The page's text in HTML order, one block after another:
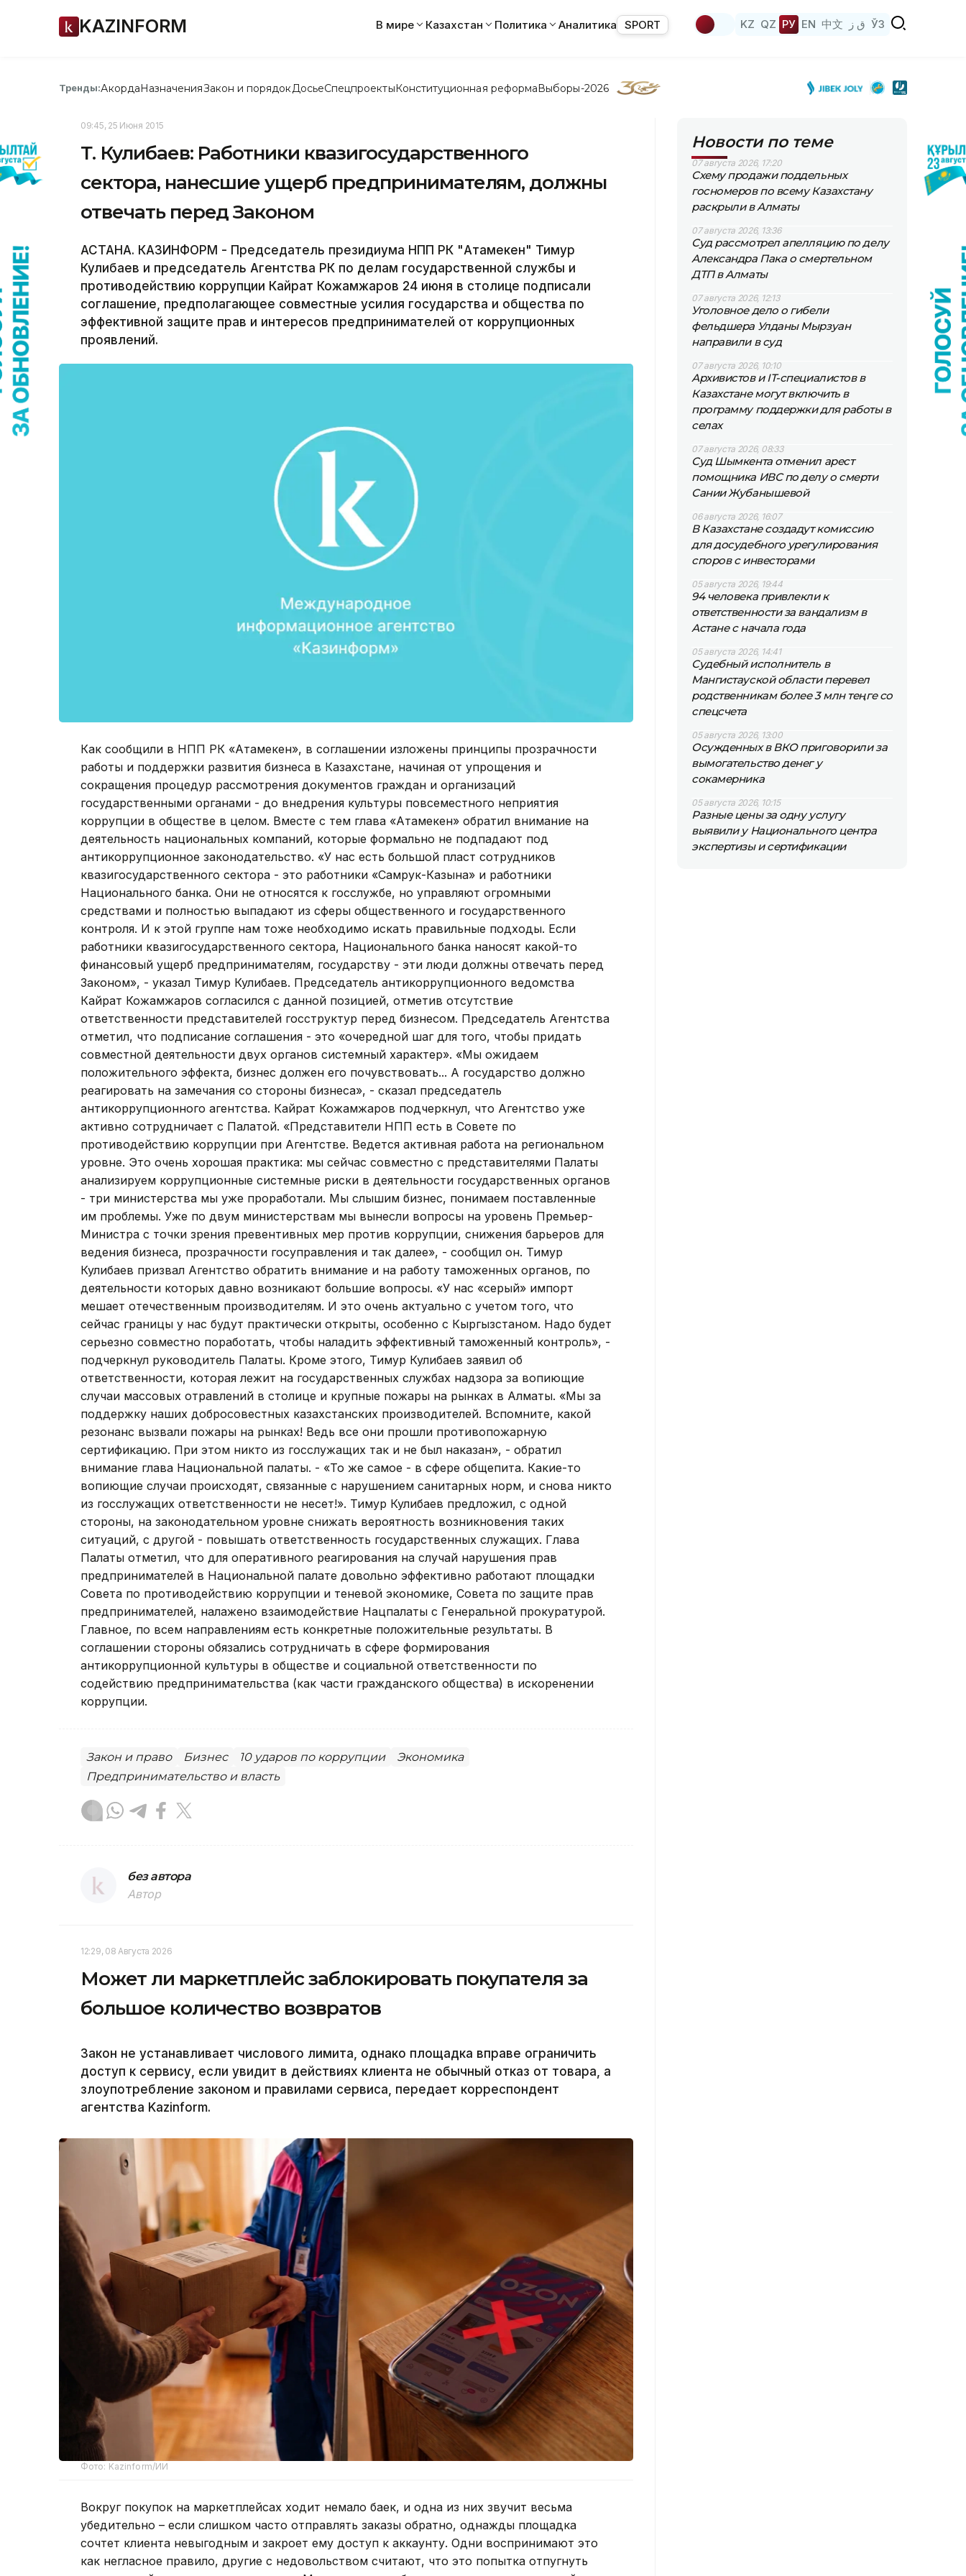
KAZINFORM В мире Казахстан Политика Аналитика SPORT KZ QZ РУ EN 中文 ق ز ЎЗ
Тренды:АкордаНазначенияЗакон и порядок ДосьеСпецпроектыКонституционная реформаВыборы-2026
09:45, 25 Июня 2015
Т. Кулибаев: Работники квазигосударственного
сектора, нанесшие ущерб предпринимателям, должны
отвечать перед Законом
АСТАНА. КАЗИНФОРМ - Председатель президиума НПП РК "Атамекен" Тимур
Кулибаев и председатель Агентства РК по делам государственной службы и
противодействию коррупции Кайрат Кожамжаров 24 июня в столице подписали
соглашение, предполагающее совместные усилия государства и общества по
эффективной защите прав и интересов предпринимателей от коррупционных
проявлений.
Как сообщили в НПП РК «Атамекен», в соглашении изложены принципы прозрачности
работы и поддержки развития бизнеса в Казахстане, начиная от упрощения и
сокращения процедур рассмотрения документов граждан и организаций
государственными органами - до внедрения культуры повсеместного неприятия
коррупции в обществе в целом. Вместе с тем глава «Атамекен» обратил внимание на
деятельность национальных компаний, которые формально не подпадают под
антикоррупционное законодательство. «У нас есть большой пласт сотрудников
квазигосударственного сектора - это работники «Самрук-Казына» и работники
Национального банка. Они не относятся к госслужбе, но управляют огромными
средствами и полностью выпадают из сферы общественного и государственного
контроля. И к этой группе нам тоже необходимо искать правильные подходы. Если
работники квазигосударственного сектора, Национального банка наносят какой-то
финансовый ущерб предпринимателям, государству - эти люди должны отвечать перед
Законом», - указал Тимур Кулибаев. Председатель антикоррупционного ведомства
Кайрат Кожамжаров согласился с данной позицией, отметив отсутствие
ответственности представителей госструктур перед бизнесом. Председатель Агентства
отметил, что подписание соглашения - это «очередной шаг для того, чтобы придать
совместной деятельности двух органов системный характер». «Мы ожидаем
положительного эффекта, бизнес должен его почувствовать... А государство должно
реагировать на замечания со стороны бизнеса», - сказал председатель
антикоррупционного агентства. Кайрат Кожамжаров подчеркнул, что Агентство уже
активно сотрудничает с Палатой. «Представители НПП есть в Совете по
противодействию коррупции при Агентстве. Ведется активная работа на региональном
уровне. Это очень хорошая практика: мы сейчас совместно с представителями Палаты
анализируем коррупционные системные риски в деятельности государственных органов
- три министерства мы уже проработали. Мы слышим бизнес, понимаем поставленные
им проблемы. Уже по двум министерствам мы вынесли вопросы на уровень Премьер-
Министра с точки зрения превентивных мер против коррупции, снижения барьеров для
ведения бизнеса, прозрачности госуправления и так далее», - сообщил он. Тимур
Кулибаев призвал Агентство обратить внимание и на работу таможенных органов, по
деятельности которых давно возникают большие вопросы. «У нас «серый» импорт
мешает отечественным производителям. И это очень актуально с учетом того, что
сейчас границы у нас будут практически открыты, особенно с Кыргызстаном. Надо будет
серьезно совместно поработать, чтобы наладить эффективный таможенный контроль», -
подчеркнул руководитель Палаты. Кроме этого, Тимур Кулибаев заявил об
ответственности, которая лежит на государственных службах надзора за вопиющие
случаи массовых отравлений в столице и крупные пожары на рынках в Алматы. «Мы за
поддержку наших добросовестных казахстанских производителей. Вспомните, какой
резонанс вызвали пожары на рынках! Ведь все они прошли противопожарную
сертификацию. При этом никто из госслужащих так и не был наказан», - обратил
внимание глава Национальной палаты. - «То же самое - в сфере общепита. Какие-то
вопиющие случаи происходят, связанные с нарушением санитарных норм, и снова никто
из госслужащих ответственности не несет!». Тимур Кулибаев предложил, с одной
стороны, на законодательном уровне снижать вероятность возникновения таких
ситуаций, с другой - повышать ответственность государственных служащих. Глава
Палаты отметил, что для оперативного реагирования на случай нарушения прав
предпринимателей в Национальной палате довольно эффективно работают площадки
Совета по противодействию коррупции и теневой экономике, Совета по защите прав
предпринимателей, налажено взаимодействие Нацпалаты с Генеральной прокуратурой.
Главное, по всем направлениям есть конкретные положительные результаты. В
соглашении стороны обязались сотрудничать в сфере формирования
антикоррупционной культуры в обществе и социальной ответственности по
содействию предпринимательства (как части гражданского общества) в искоренении
коррупции.
Закон и право Бизнес 10 ударов по коррупции
Экономика
Предпринимательство и власть
без автора
Автор
12:29, 08 Августа 2026
Может ли маркетплейс заблокировать покупателя за
большое количество возвратов
Закон не устанавливает числового лимита, однако площадка вправе ограничить
доступ к сервису, если увидит в действиях клиента не обычный отказ от товара, а
злоупотребление законом и правилами сервиса, передает корреспондент
агентства Kazinform.
Фото: Kazinform/ИИ
Вокруг покупок на маркетплейсах ходит немало баек, и одна из них звучит весьма
убедительно – если слишком часто отправлять заказы обратно, однажды площадка
сочтет клиента невыгодным и закроет ему доступ к аккаунту. Одни воспринимают это
как негласное правило, другие с недовольством считают, что это попытка отпугнуть
Новости по теме
07 августа 2026, 17:20
Схему продажи поддельных
госномеров по всему Казахстану
раскрыли в Алматы
07 августа 2026, 13:36
Суд рассмотрел апелляцию по делу
Александра Пака о смертельном
ДТП в Алматы
07 августа 2026, 12:13
Уголовное дело о гибели
фельдшера Улданы Мырзуан
направили в суд
07 августа 2026, 10:10
Архивистов и IT-специалистов в
Казахстане могут включить в
программу поддержки для работы в
селах
07 августа 2026, 08:33
Суд Шымкента отменил арест
помощника ИВС по делу о смерти
Сании Жубанышевой
06 августа 2026, 16:07
В Казахстане создадут комиссию
для досудебного урегулирования
споров с инвесторами
05 августа 2026, 19:44
94 человека привлекли к
ответственности за вандализм в
Астане с начала года
05 августа 2026, 14:41
Судебный исполнитель в
Мангистауской области перевел
родственникам более 3 млн теңге со
спецсчета
05 августа 2026, 13:00
Осужденных в ВКО приговорили за
вымогательство денег у
сокамерника
05 августа 2026, 10:15
Разные цены за одну услугу
выявили у Национального центра
экспертизы и сертификации